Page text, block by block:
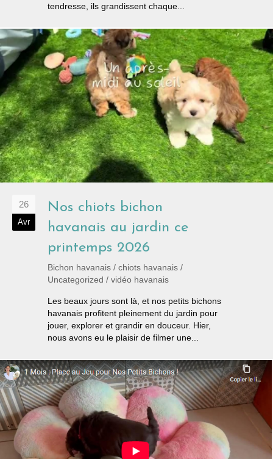
tendresse, ils grandissent chaque...
26
Avr
Nos chiots bichon
havanais au jardin ce
printemps 2026
Bichon havanais / chiots havanais /
Uncategorized / vidéo havanais
Les beaux jours sont là, et nos petits bichons
havanais profitent pleinement du jardin pour
jouer, explorer et grandir en douceur. Hier,
nous avons eu le plaisir de filmer une...